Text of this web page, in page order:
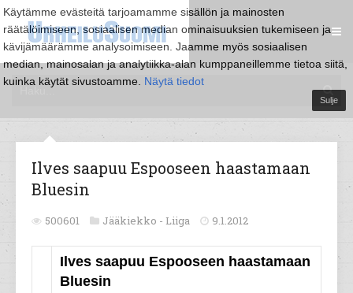
Käytämme evästeitä tarjoamamme sisällön ja mainosten
räätälöimiseen, sosiaalisen median ominaisuuksien tukemiseen ja
kävijämäärämme analysoimiseen. Jaamme myös sosiaalisen
median, mainosalan ja analytiikka-alan kumppaneillemme tietoa siitä,
kuinka käytät sivustoamme. Näytä tiedot
Sulje
Ilves saapuu Espooseen haastamaan
Bluesin
500601 Jääkiekko - Liiga 9.1.2012
Ilves saapuu Espooseen haastamaan
Bluesin